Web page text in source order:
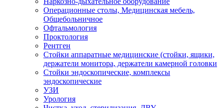
Операционные столы, Медицинская мебель,
Общебольничное
Офтальмология
Проктология
Рентген
Стойки аппаратные медицинские (стойки, ящики,
держатели монитора, держатели камерной головки
Стойки эндоскопические, комплексы
эндоскопические
УЗИ
Урология